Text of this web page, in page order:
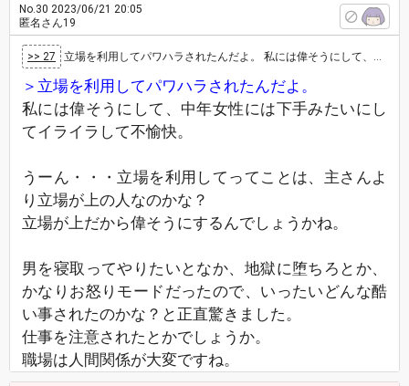
No.30 2023/06/21 20:05
匿名さん19
>> 27 立場を利用してパワハラされたんだよ。 私には偉そうにして、中年女性には下手みたいにしてイライラして不愉快。
＞立場を利用してパワハラされたんだよ。
私には偉そうにして、中年女性には下手みたいにし
てイライラして不愉快。
うーん・・・立場を利用してってことは、主さんよ
り立場が上の人なのかな？
立場が上だから偉そうにするんでしょうかね。
男を寝取ってやりたいとなか、地獄に堕ちろとか、
かなりお怒りモードだったので、いったいどんな酷
い事されたのかな？と正直驚きました。
仕事を注意されたとかでしょうか。
職場は人間関係が大変ですね。